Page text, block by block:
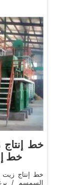
خط إنتاج
خط
خط إنتاج
السمسم /